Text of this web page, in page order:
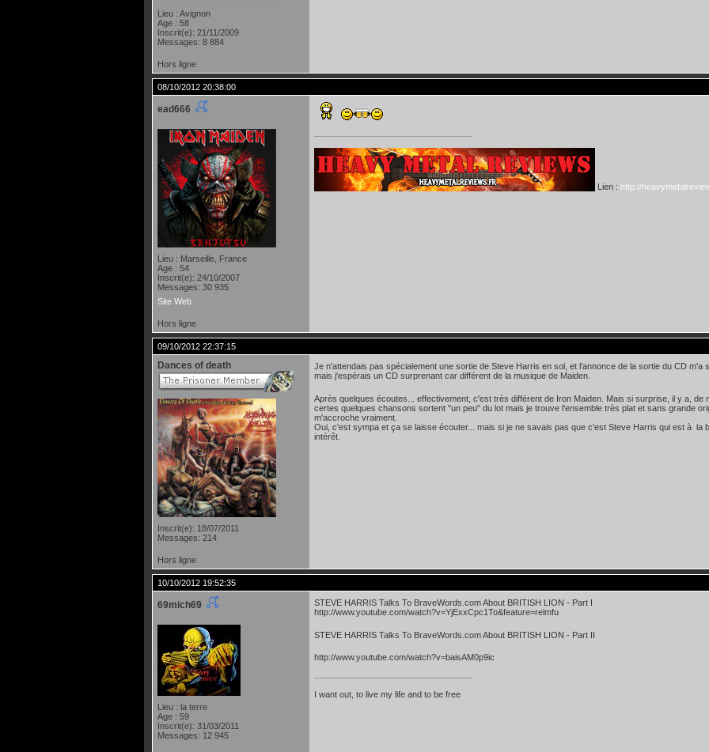
Lieu : Avignon
Age : 58
Inscrit(e): 21/11/2009
Messages: 8 884
Hors ligne
08/10/2012 20:38:00
ead666
Lieu : Marseille, France
Age : 54
Inscrit(e): 24/10/2007
Messages: 30 935
Site Web
Lien : http://
Hors ligne
09/10/2012 22:37:15
Dances of death
Inscrit(e): 18/07/2011
Messages: 214
Je n'attendais pas spécialement une sortie de Steve Harris en sol, et l'annonce de la sortie du CD
mais j'espérais un CD surprenant car différent de la musique de Maiden.
Après quelques écoutes... effectivement, c'est très différent de Iron Maiden. Mais si surprise, il y a, de
certes quelques chansons sortent "un peu" du lot mais je trouve l'ensemble très plat et sans grande
m'accroche vraiment.
Oui, c'est sympa et ça se laisse écouter... mais si je ne savais pas que c'est Steve Harris qui est à la
intérêt.
Hors ligne
10/10/2012 19:52:35
69mich69
Lieu : la terre
Age : 59
Inscrit(e): 31/03/2011
Messages: 12 945
STEVE HARRIS Talks To BraveWords.com About BRITISH LION - Part I
http://www.youtube.com/watch?v=YjExxCpc1To&feature=relmfu
STEVE HARRIS Talks To BraveWords.com About BRITISH LION - Part II
http://www.youtube.com/watch?v=baisAM0p9ic
I want out, to live my life and to be free